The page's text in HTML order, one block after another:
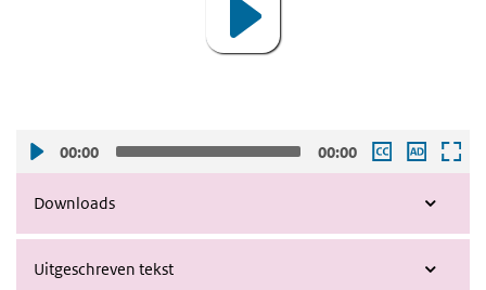
00:00 00:00
Downloads
Uitgeschreven tekst